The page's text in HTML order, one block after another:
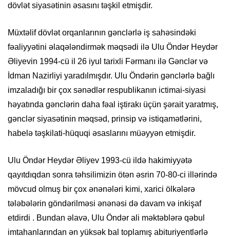
dövlət siyasətinin əsasını təşkil etmişdir.
Müxtəlif dövlət orqanlarının gənclərlə iş sahəsindəki
fəaliyyətini əlaqələndirmək məqsədi ilə Ulu Öndər Heydər
Əliyevin 1994-cü il 26 iyul tarixli Fərmanı ilə Gənclər və
İdman Nazirliyi yaradılmışdır. Ulu Öndərin gənclərlə bağlı
imzaladığı bir çox sənədlər respublikanın ictimai-siyasi
həyatında gənclərin daha fəal iştirakı üçün şərait yaratmış,
gənclər siyasətinin məqsəd, prinsip və istiqamətlərini,
habelə təşkilati-hüquqi əsaslarını müəyyən etmişdir.
Ulu Öndər Heydər Əliyev 1993-cü ildə hakimiyyətə
qayıtdıqdan sonra təhsilimizin ötən əsrin 70-80-ci illərində
mövcud olmuş bir çox ənənələri kimi, xarici ölkələrə
tələbələrin göndərilməsi ənənəsi də davam və inkişaf
etdirdi . Bundan əlavə, Ulu Öndər ali məktəblərə qəbul
imtahanlarından ən yüksək bal toplamış abituriyentlərlə